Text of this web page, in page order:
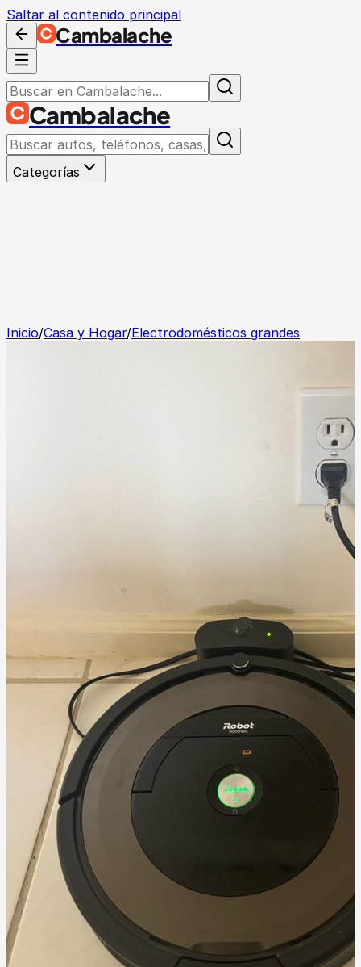
Saltar al contenido principal
Cambalache
Cambalache
Categorías
Inicio/Casa y Hogar/Electrodomésticos grandes